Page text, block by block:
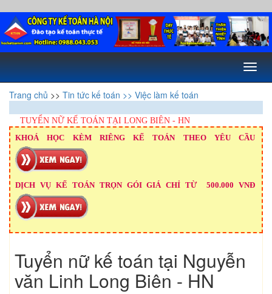
Toggle
Trang chủ >> Tin tức kế toán >> Việc làm kế toán
TUYỂN NỮ KẾ TOÁN TẠI LONG BIÊN - HN
KHOÁ HỌC KÈM RIÊNG KẾ TOÁN THEO YÊU CẦU
DỊCH VỤ KẾ TOÁN TRỌN GÓI GIÁ CHỈ TỪ 500.000 VNĐ
Tuyển nữ kế toán tại Nguyễn
văn Linh Long Biên - HN